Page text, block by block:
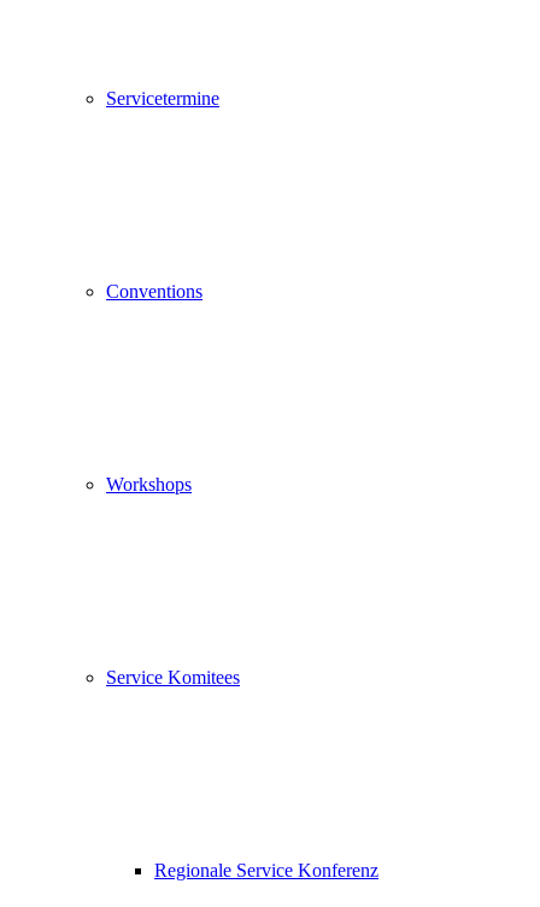
Servicetermine
Conventions
Workshops
Service Komitees
Regionale Service Konferenz